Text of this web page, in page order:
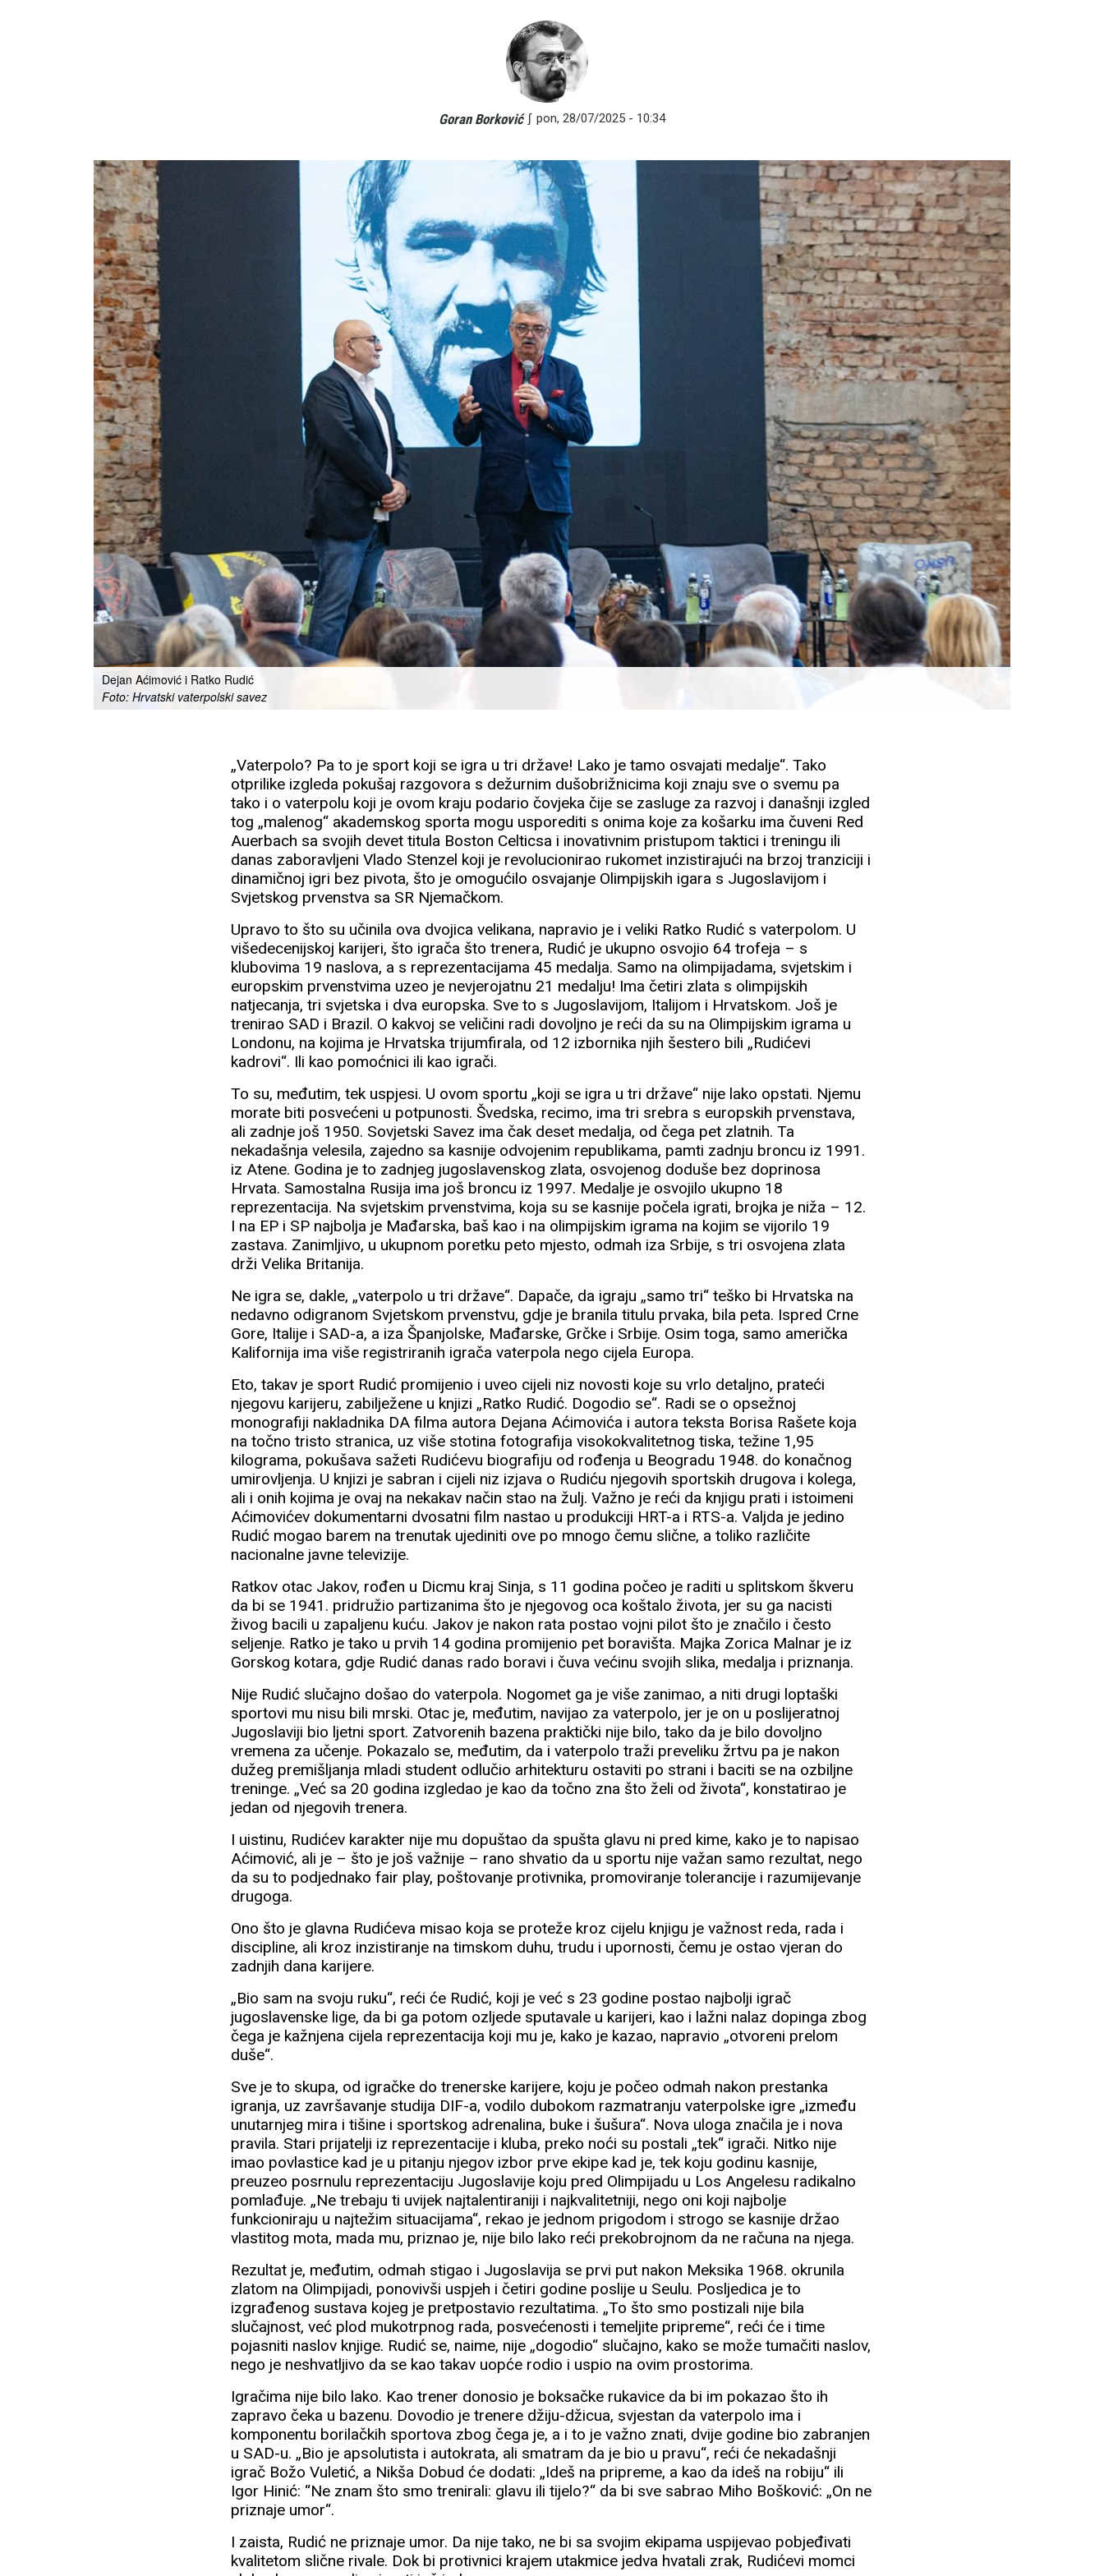
Goran Borković ∫ pon, 28/07/2025 - 10:34
Dejan Aćimović i Ratko Rudić
Foto: Hrvatski vaterpolski savez
„Vaterpolo? Pa to je sport koji se igra u tri države! Lako je tamo osvajati medalje“. Tako
otprilike izgleda pokušaj razgovora s dežurnim dušobrižnicima koji znaju sve o svemu pa
tako i o vaterpolu koji je ovom kraju podario čovjeka čije se zasluge za razvoj i današnji izgled
tog „malenog“ akademskog sporta mogu usporediti s onima koje za košarku ima čuveni Red
Auerbach sa svojih devet titula Boston Celticsa i inovativnim pristupom taktici i treningu ili
danas zaboravljeni Vlado Stenzel koji je revolucionirao rukomet inzistirajući na brzoj tranziciji i
dinamičnoj igri bez pivota, što je omogućilo osvajanje Olimpijskih igara s Jugoslavijom i
Svjetskog prvenstva sa SR Njemačkom.
Upravo to što su učinila ova dvojica velikana, napravio je i veliki Ratko Rudić s vaterpolom. U
višedecenijskoj karijeri, što igrača što trenera, Rudić je ukupno osvojio 64 trofeja – s
klubovima 19 naslova, a s reprezentacijama 45 medalja. Samo na olimpijadama, svjetskim i
europskim prvenstvima uzeo je nevjerojatnu 21 medalju! Ima četiri zlata s olimpijskih
natjecanja, tri svjetska i dva europska. Sve to s Jugoslavijom, Italijom i Hrvatskom. Još je
trenirao SAD i Brazil. O kakvoj se veličini radi dovoljno je reći da su na Olimpijskim igrama u
Londonu, na kojima je Hrvatska trijumfirala, od 12 izbornika njih šestero bili „Rudićevi
kadrovi“. Ili kao pomoćnici ili kao igrači.
To su, međutim, tek uspjesi. U ovom sportu „koji se igra u tri države“ nije lako opstati. Njemu
morate biti posvećeni u potpunosti. Švedska, recimo, ima tri srebra s europskih prvenstava,
ali zadnje još 1950. Sovjetski Savez ima čak deset medalja, od čega pet zlatnih. Ta
nekadašnja velesila, zajedno sa kasnije odvojenim republikama, pamti zadnju broncu iz 1991.
iz Atene. Godina je to zadnjeg jugoslavenskog zlata, osvojenog doduše bez doprinosa
Hrvata. Samostalna Rusija ima još broncu iz 1997. Medalje je osvojilo ukupno 18
reprezentacija. Na svjetskim prvenstvima, koja su se kasnije počela igrati, brojka je niža – 12.
I na EP i SP najbolja je Mađarska, baš kao i na olimpijskim igrama na kojim se vijorilo 19
zastava. Zanimljivo, u ukupnom poretku peto mjesto, odmah iza Srbije, s tri osvojena zlata
drži Velika Britanija.
Ne igra se, dakle, „vaterpolo u tri države“. Dapače, da igraju „samo tri“ teško bi Hrvatska na
nedavno odigranom Svjetskom prvenstvu, gdje je branila titulu prvaka, bila peta. Ispred Crne
Gore, Italije i SAD-a, a iza Španjolske, Mađarske, Grčke i Srbije. Osim toga, samo američka
Kalifornija ima više registriranih igrača vaterpola nego cijela Europa.
Eto, takav je sport Rudić promijenio i uveo cijeli niz novosti koje su vrlo detaljno, prateći
njegovu karijeru, zabilježene u knjizi „Ratko Rudić. Dogodio se“. Radi se o opsežnoj
monografiji nakladnika DA filma autora Dejana Aćimovića i autora teksta Borisa Rašete koja
na točno tristo stranica, uz više stotina fotografija visokokvalitetnog tiska, težine 1,95
kilograma, pokušava sažeti Rudićevu biografiju od rođenja u Beogradu 1948. do konačnog
umirovljenja. U knjizi je sabran i cijeli niz izjava o Rudiću njegovih sportskih drugova i kolega,
ali i onih kojima je ovaj na nekakav način stao na žulj. Važno je reći da knjigu prati i istoimeni
Aćimovićev dokumentarni dvosatni film nastao u produkciji HRT-a i RTS-a. Valjda je jedino
Rudić mogao barem na trenutak ujediniti ove po mnogo čemu slične, a toliko različite
nacionalne javne televizije.
Ratkov otac Jakov, rođen u Dicmu kraj Sinja, s 11 godina počeo je raditi u splitskom škveru
da bi se 1941. pridružio partizanima što je njegovog oca koštalo života, jer su ga nacisti
živog bacili u zapaljenu kuću. Jakov je nakon rata postao vojni pilot što je značilo i često
seljenje. Ratko je tako u prvih 14 godina promijenio pet boravišta. Majka Zorica Malnar je iz
Gorskog kotara, gdje Rudić danas rado boravi i čuva većinu svojih slika, medalja i priznanja.
Nije Rudić slučajno došao do vaterpola. Nogomet ga je više zanimao, a niti drugi loptaški
sportovi mu nisu bili mrski. Otac je, međutim, navijao za vaterpolo, jer je on u poslijeratnoj
Jugoslaviji bio ljetni sport. Zatvorenih bazena praktički nije bilo, tako da je bilo dovoljno
vremena za učenje. Pokazalo se, međutim, da i vaterpolo traži preveliku žrtvu pa je nakon
dužeg premišljanja mladi student odlučio arhitekturu ostaviti po strani i baciti se na ozbiljne
treninge. „Već sa 20 godina izgledao je kao da točno zna što želi od života“, konstatirao je
jedan od njegovih trenera.
I uistinu, Rudićev karakter nije mu dopuštao da spušta glavu ni pred kime, kako je to napisao
Aćimović, ali je – što je još važnije – rano shvatio da u sportu nije važan samo rezultat, nego
da su to podjednako fair play, poštovanje protivnika, promoviranje tolerancije i razumijevanje
drugoga.
Ono što je glavna Rudićeva misao koja se proteže kroz cijelu knjigu je važnost reda, rada i
discipline, ali kroz inzistiranje na timskom duhu, trudu i upornosti, čemu je ostao vjeran do
zadnjih dana karijere.
„Bio sam na svoju ruku“, reći će Rudić, koji je već s 23 godine postao najbolji igrač
jugoslavenske lige, da bi ga potom ozljede sputavale u karijeri, kao i lažni nalaz dopinga zbog
čega je kažnjena cijela reprezentacija koji mu je, kako je kazao, napravio „otvoreni prelom
duše“.
Sve je to skupa, od igračke do trenerske karijere, koju je počeo odmah nakon prestanka
igranja, uz završavanje studija DIF-a, vodilo dubokom razmatranju vaterpolske igre „između
unutarnjeg mira i tišine i sportskog adrenalina, buke i šušura“. Nova uloga značila je i nova
pravila. Stari prijatelji iz reprezentacije i kluba, preko noći su postali „tek“ igrači. Nitko nije
imao povlastice kad je u pitanju njegov izbor prve ekipe kad je, tek koju godinu kasnije,
preuzeo posrnulu reprezentaciju Jugoslavije koju pred Olimpijadu u Los Angelesu radikalno
pomlađuje. „Ne trebaju ti uvijek najtalentiraniji i najkvalitetniji, nego oni koji najbolje
funkcioniraju u najtežim situacijama“, rekao je jednom prigodom i strogo se kasnije držao
vlastitog mota, mada mu, priznao je, nije bilo lako reći prekobrojnom da ne računa na njega.
Rezultat je, međutim, odmah stigao i Jugoslavija se prvi put nakon Meksika 1968. okrunila
zlatom na Olimpijadi, ponovivši uspjeh i četiri godine poslije u Seulu. Posljedica je to
izgrađenog sustava kojeg je pretpostavio rezultatima. „To što smo postizali nije bila
slučajnost, već plod mukotrpnog rada, posvećenosti i temeljite pripreme“, reći će i time
pojasniti naslov knjige. Rudić se, naime, nije „dogodio“ slučajno, kako se može tumačiti naslov,
nego je neshvatljivo da se kao takav uopće rodio i uspio na ovim prostorima.
Igračima nije bilo lako. Kao trener donosio je boksačke rukavice da bi im pokazao što ih
zapravo čeka u bazenu. Dovodio je trenere džiju-džicua, svjestan da vaterpolo ima i
komponentu borilačkih sportova zbog čega je, a i to je važno znati, dvije godine bio zabranjen
u SAD-u. „Bio je apsolutista i autokrata, ali smatram da je bio u pravu“, reći će nekadašnji
igrač Božo Vuletić, a Nikša Dobud će dodati: „Ideš na pripreme, a kao da ideš na robiju“ ili
Igor Hinić: “Ne znam što smo trenirali: glavu ili tijelo?“ da bi sve sabrao Miho Bošković: „On ne
priznaje umor“.
I zaista, Rudić ne priznaje umor. Da nije tako, ne bi sa svojim ekipama uspijevao pobjeđivati
kvalitetom slične rivale. Dok bi protivnici krajem utakmice jedva hvatali zrak, Rudićevi momci